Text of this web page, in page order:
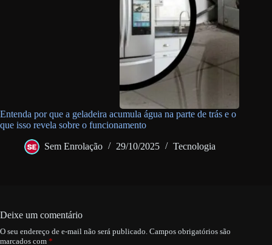
Entenda por que a geladeira acumula água na parte de trás e o
que isso revela sobre o funcionamento
Sem Enrolação 29/10/2025 Tecnologia
Deixe um comentário
O seu endereço de e-mail não será publicado. Campos obrigatórios são
marcados com *